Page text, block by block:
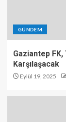
GÜNDEM
Gaziantep
Karşılaşacak
Eylül 19, 2025